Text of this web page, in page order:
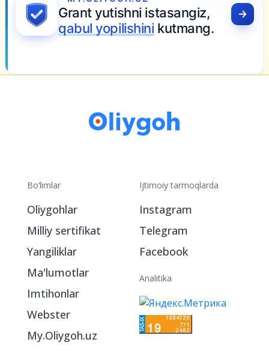
MY.OLIYGOH.UZ
Bo‘limlar
Yangiliklar
Ijtimoiy tarmoqlarda
Instagram
Telegram